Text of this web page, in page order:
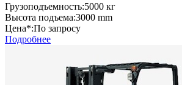
Грузоподъемность:5000 кг
Высота подъема:3000 mm
Цена*:По запросу
Подробнее